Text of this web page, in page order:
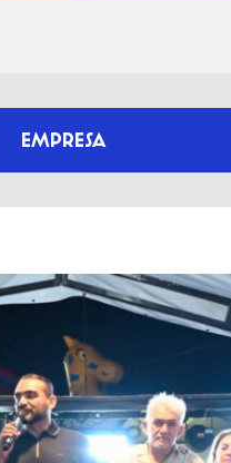
EMPRESA